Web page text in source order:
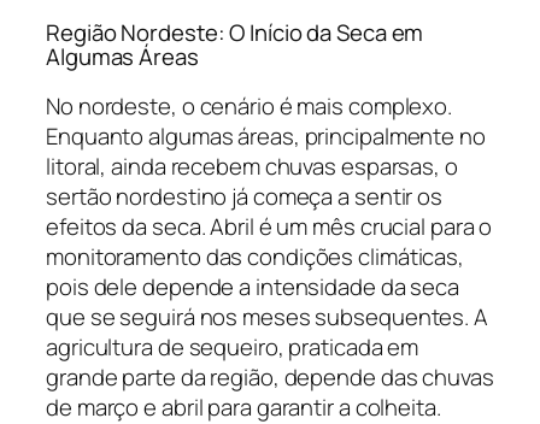
Região Nordeste: O Início da Seca em
Algumas Áreas
No nordeste, o cenário é mais complexo.
Enquanto algumas áreas, principalmente no
litoral, ainda recebem chuvas esparsas, o
sertão nordestino já começa a sentir os
efeitos da seca. Abril é um mês crucial para o
monitoramento das condições climáticas,
pois dele depende a intensidade da seca
que se seguirá nos meses subsequentes. A
agricultura de sequeiro, praticada em
grande parte da região, depende das chuvas
de março e abril para garantir a colheita.